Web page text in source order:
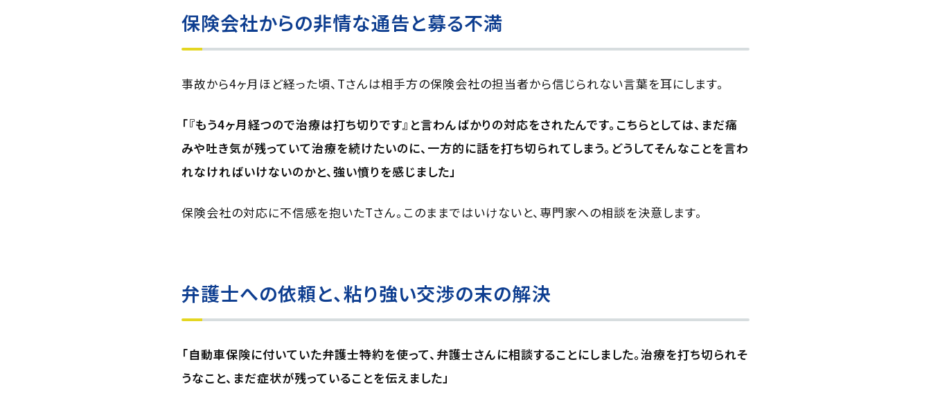
保険会社からの非情な通告と募る不満
事故から4ヶ月ほど経った頃、Tさんは相手方の保険会社の担当者から信じられない言葉を耳にします。
「『もう4ヶ月経つので治療は打ち切りです』と言わんばかりの対応をされたんです。こちらとしては、まだ痛
みや吐き気が残っていて治療を続けたいのに、一方的に話を打ち切られてしまう。どうしてそんなことを言わ
れなければいけないのかと、強い憤りを感じました」
保険会社の対応に不信感を抱いたTさん。このままではいけないと、専門家への相談を決意します。
弁護士への依頼と、粘り強い交渉の末の解決
「自動車保険に付いていた弁護士特約を使って、弁護士さんに相談することにしました。治療を打ち切られそ
うなこと、まだ症状が残っていることを伝えました」